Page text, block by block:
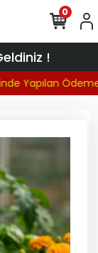
!
Yapılan
0